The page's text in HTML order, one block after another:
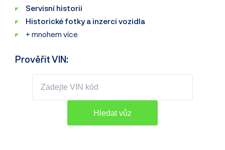
Servisní historii
Historické fotky a inzerci vozidla
+ mnohem více
Prověřit VIN: